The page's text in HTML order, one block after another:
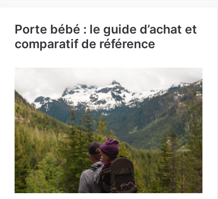
Porte bébé : le guide d’achat et
comparatif de référence